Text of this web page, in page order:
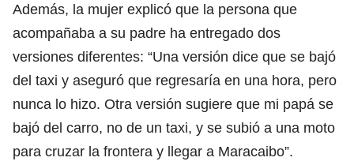
Además, la mujer explicó que la persona que
acompañaba a su padre ha entregado dos
versiones diferentes: “Una versión dice que se bajó
del taxi y aseguró que regresaría en una hora, pero
nunca lo hizo. Otra versión sugiere que mi papá se
bajó del carro, no de un taxi, y se subió a una moto
para cruzar la frontera y llegar a Maracaibo”.